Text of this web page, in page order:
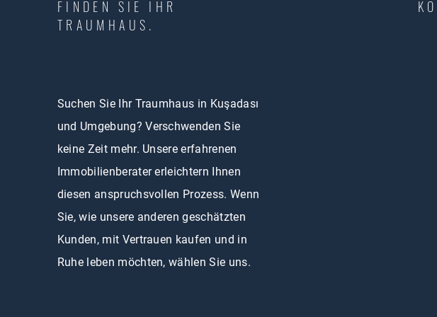
FINDEN SIE IHR
TRAUMHAUS.
Suchen Sie Ihr Traumhaus in Kuşadası
und Umgebung? Verschwenden Sie
keine Zeit mehr. Unsere erfahrenen
Immobilienberater erleichtern Ihnen
diesen anspruchsvollen Prozess. Wenn
Sie, wie unsere anderen geschätzten
Kunden, mit Vertrauen kaufen und in
Ruhe leben möchten, wählen Sie uns.